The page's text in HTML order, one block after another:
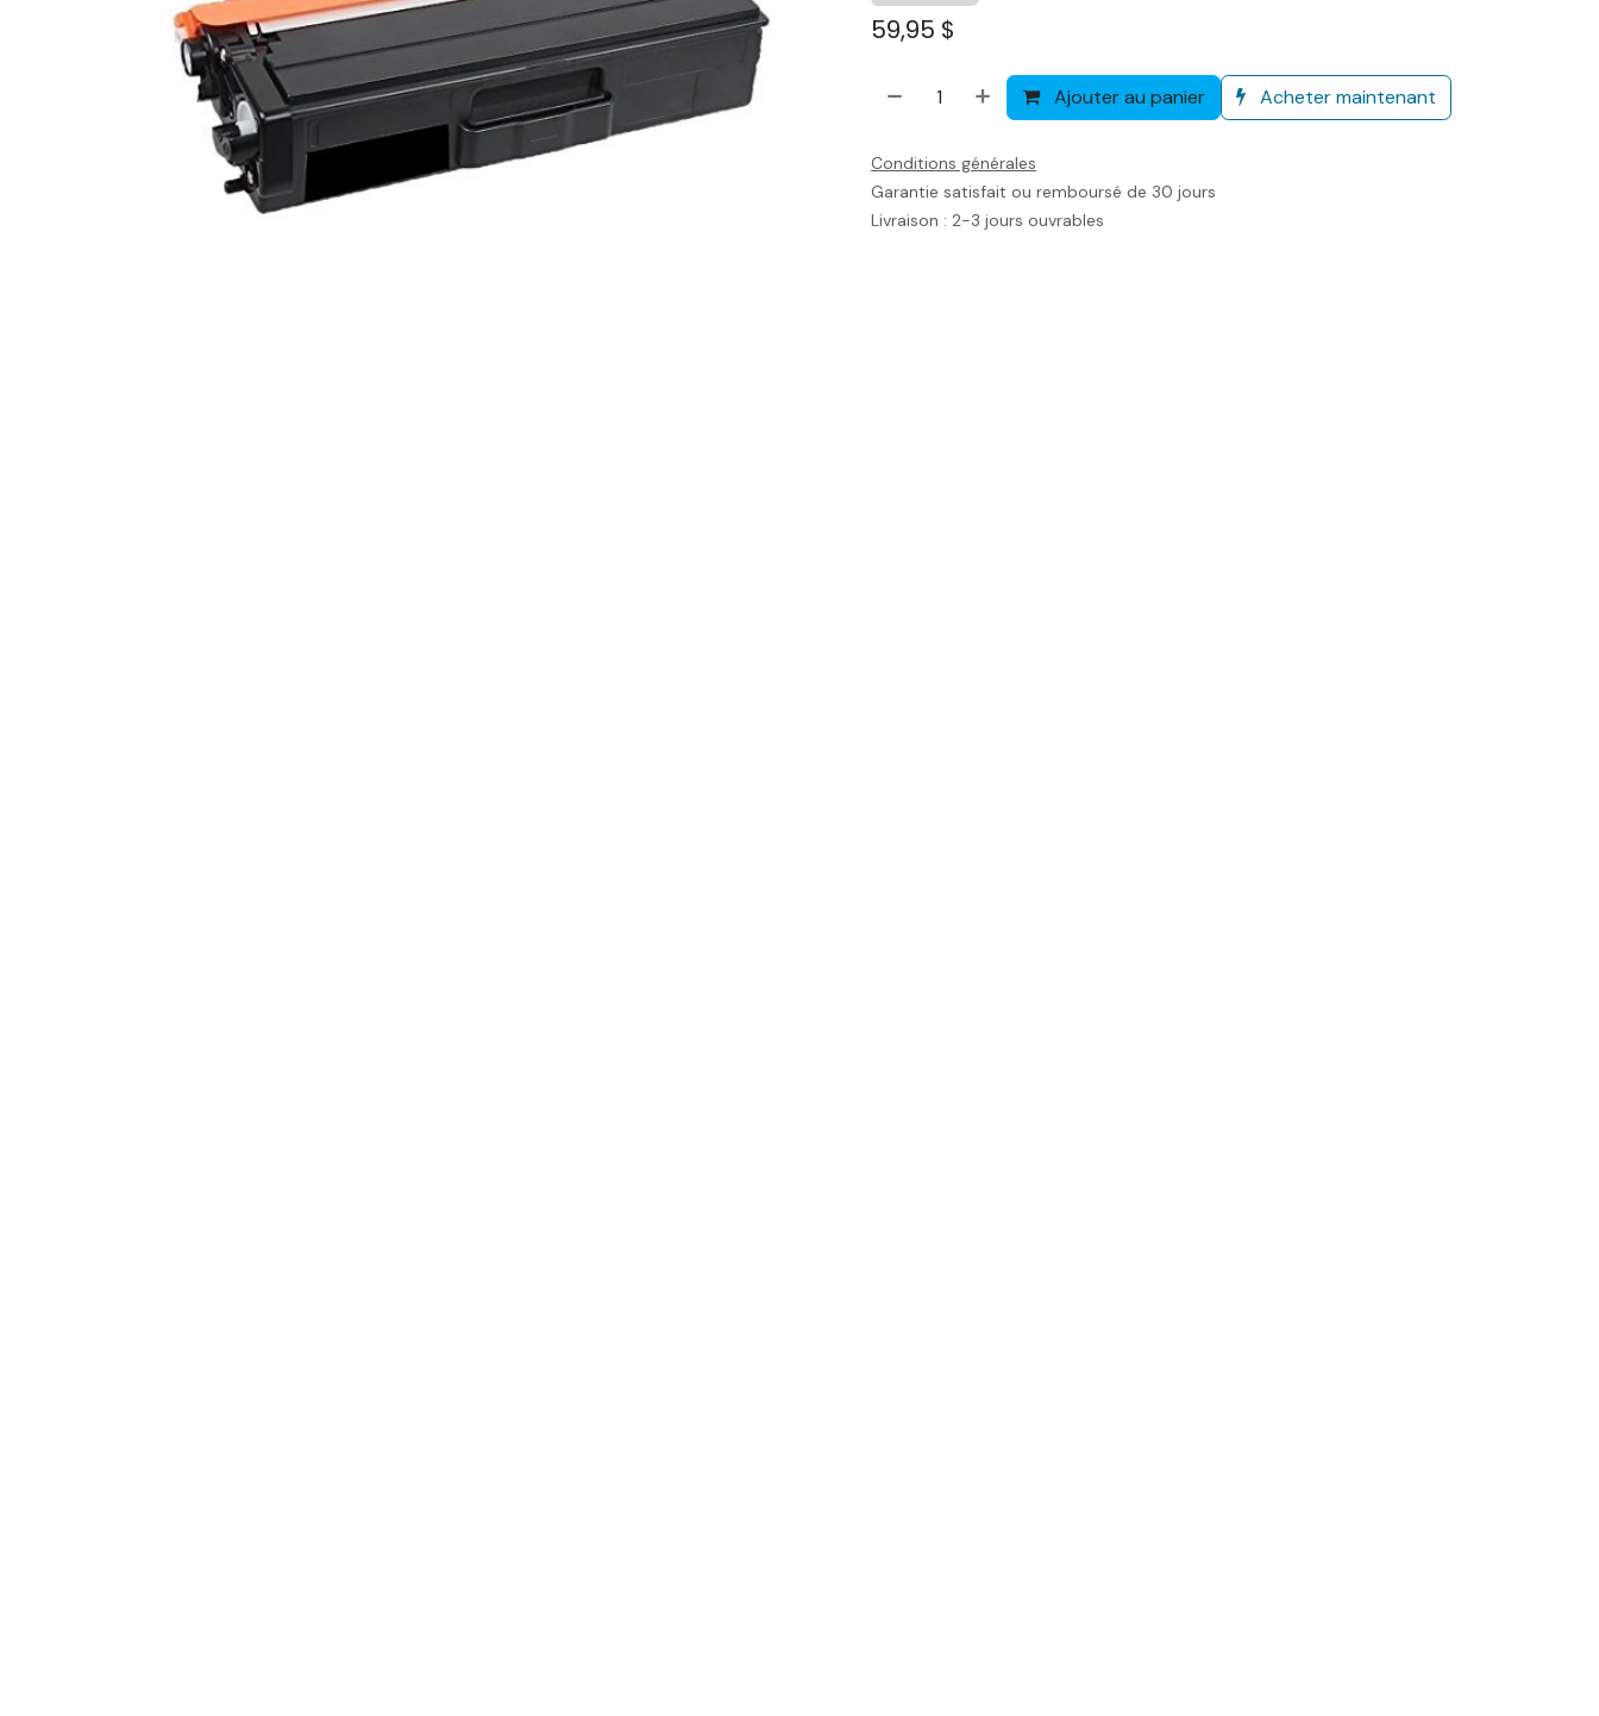
59,95 $
Ajouter au panier Acheter maintenant
Conditions générales
Garantie satisfait ou remboursé de 30 jours
Livraison : 2-3 jours ouvrables